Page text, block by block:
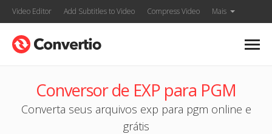
Video Editor Add Subtitles to Video Compress Video Mais
Conversor de EXP para PGM
Converta seus arquivos exp para pgm online e
grátis